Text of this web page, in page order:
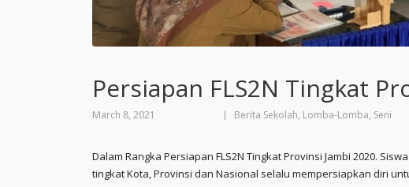
Persiapan FLS2N Tingkat
March 8, 2021 Berita Sekolah, Lomba-Lomba, Seni
Dalam Rangka Persiapan FLS2N Tingkat Provinsi Jambi 2020.
tingkat Kota, Provinsi dan Nasional selalu mempersiapkan diri